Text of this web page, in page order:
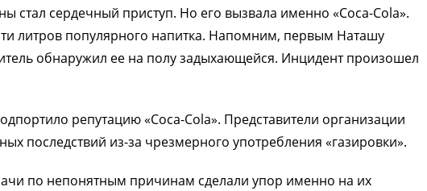
стал сердечный приступ. Но его вызвала именно «Coca-Cola».
литров популярного напитка. Напомним, первым Наташу
обнаружил ее на полу задыхающейся. Инцидент произошел
репутацию «Coca-Cola». Представители организации
последствий из-за чрезмерного употребления «газировки».
по непонятным причинам сделали упор именно на их